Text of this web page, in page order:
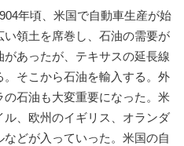
年頃、米国で自動車生産が始
い領土を席巻し、石油の需要が
あったが、テキサスの延長線
。そこから石油を輸入する。外
の石油も大変重要になった。米
ル、欧州のイギリス、オランダ
どが入っていった。米国の自